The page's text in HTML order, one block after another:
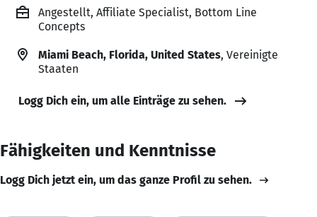
Angestellt, Affiliate Specialist, Bottom Line
Concepts
Miami Beach, Florida, United States, Vereinigte
Staaten
Logg Dich ein, um alle Einträge zu sehen.
Fähigkeiten und Kenntnisse
Logg Dich jetzt ein, um das ganze Profil zu sehen.